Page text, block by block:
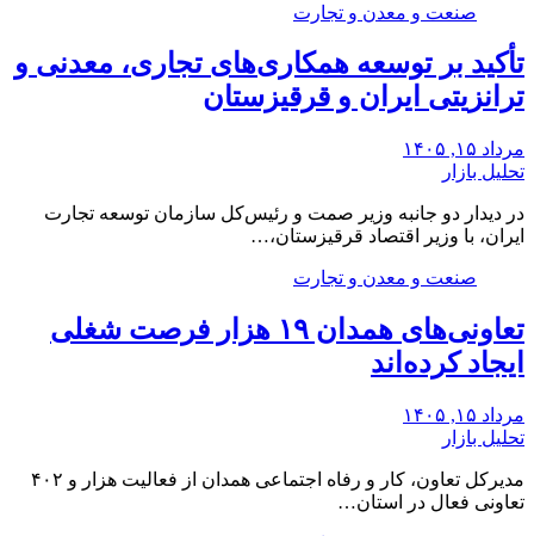
صنعت و معدن و تجارت
تأکید بر توسعه همکاری‌های تجاری، معدنی و
ترانزیتی ایران و قرقیزستان
مرداد ۱۵, ۱۴۰۵
تحلیل بازار
در دیدار دو جانبه وزیر صمت و رئیس‌کل سازمان توسعه تجارت
ایران، با وزیر اقتصاد قرقیزستان،…
صنعت و معدن و تجارت
تعاونی‌های همدان ۱۹ هزار فرصت شغلی
ایجاد کرده‌اند
مرداد ۱۵, ۱۴۰۵
تحلیل بازار
مدیرکل تعاون، کار و رفاه اجتماعی همدان از فعالیت هزار و ۴۰۲
تعاونی فعال در استان…